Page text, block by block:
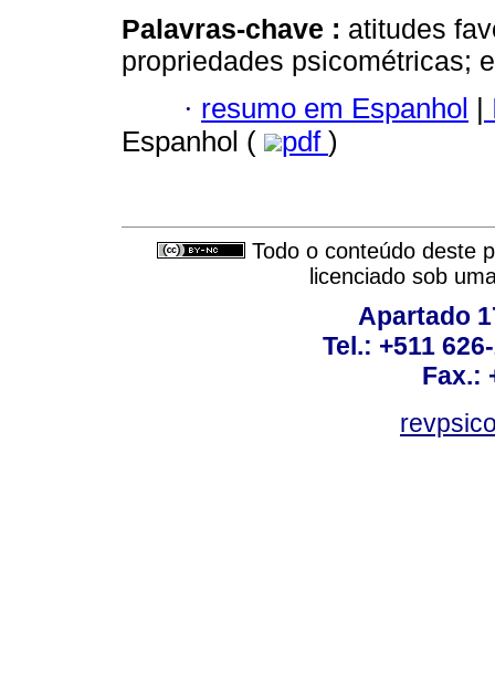
Palavras-chave : atitudes
propriedades psicométricas;
· resumo em Espanhol |
Espanhol (
pdf )
Todo o conteúdo deste
licenciado sob
Apartado
Tel.: +511
Fax.: